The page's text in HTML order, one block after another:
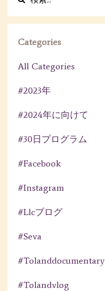
Categories
All Categories
#2023年
#2024年に向けて
#30日プログラム
#facebook
#instagram
#llcブログ
#seva
#tolanddocumentary
#tolandvlog